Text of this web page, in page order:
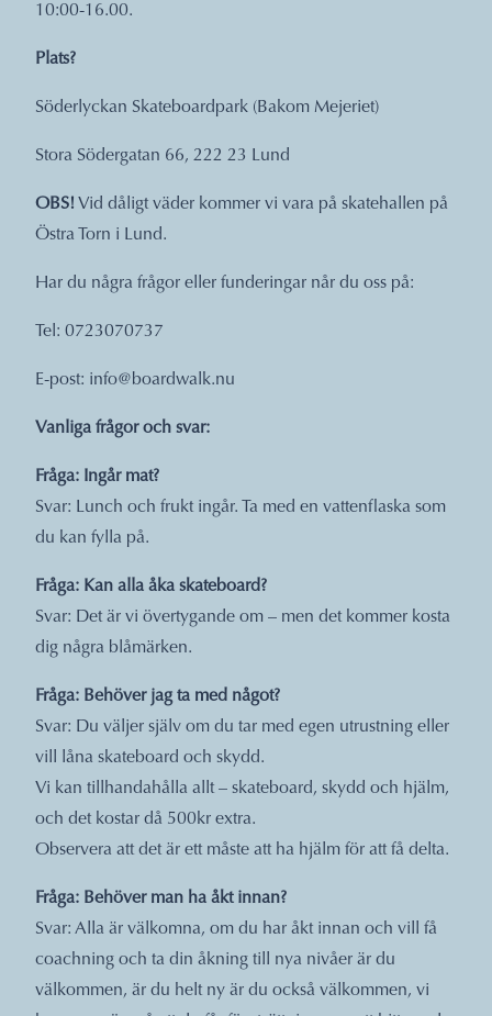
10:00-16.00.
Plats?
Söderlyckan Skateboardpark (Bakom Mejeriet)
Stora Södergatan 66, 222 23 Lund
OBS! Vid dåligt väder kommer vi vara på skatehallen på
Östra Torn i Lund.
Har du några frågor eller funderingar når du oss på:
Tel: 0723070737
E-post: info@boardwalk.nu
Vanliga frågor och svar:
Fråga: Ingår mat?
Svar: Lunch och frukt ingår. Ta med en vattenflaska som
du kan fylla på.
Fråga: Kan alla åka skateboard?
Svar: Det är vi övertygande om – men det kommer kosta
dig några blåmärken.
Fråga: Behöver jag ta med något?
Svar: Du väljer själv om du tar med egen utrustning eller
vill låna skateboard och skydd.
Vi kan tillhandahålla allt – skateboard, skydd och hjälm,
och det kostar då 500kr extra.
Observera att det är ett måste att ha hjälm för att få delta.
Fråga: Behöver man ha åkt innan?
Svar: Alla är välkomna, om du har åkt innan och vill få
coachning och ta din åkning till nya nivåer är du
välkommen, är du helt ny är du också välkommen, vi